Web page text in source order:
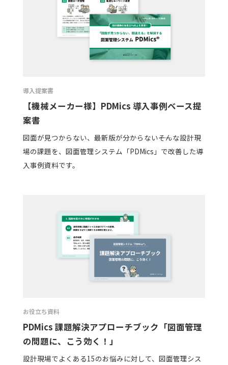
導入提案書
【機械メーカー様】PDMics 導入事例ベース提
案書
図面が見つからない、最新版が分からない――そんな設計現
場の課題を、図面管理システム「PDMics」で改善した導
入事例資料です。
お役立ち資料
PDMics 課題解決アプローチブック「図面管理
の問題に、こう効く！」
設計現場でよくある15のお悩みに対して、図面管理シス